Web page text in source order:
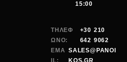
15:00
ΤΗΛΕΦ
ΩΝΟ:
+30 210
642 9062
EMA SALES@PANOI